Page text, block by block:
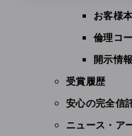
お客様
倫理コ
開示情報
受賞履歴
安心の完全信
ニュース・ア